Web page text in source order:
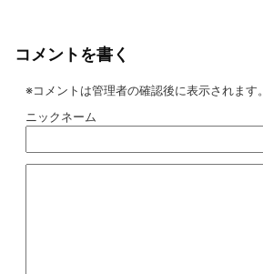
コメントを書く
※コメントは管理者の確認後に表示されます。
ニックネーム